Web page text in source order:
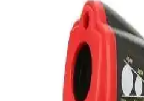
ve 40x50 cm; farklar kullanım
Casio ID-11S-2DF Dijital
Duvar Saati Modern
Casio ID-11S-2DF, modern
termometre ve takvim
kullanım sunar. Hafif, dayanıklı ve